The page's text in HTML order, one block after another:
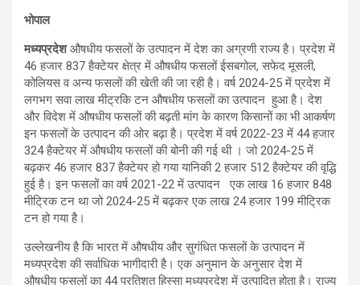
भोपाल
मध्यप्रदेशऔषधीय फसलों के उत्पादन में देश का अग्रणी राज्य है। प्रदेश में
46 हजार 837 हैक्टेयर क्षेत्र में औषधीय फसलों ईसबगोल, सफेद मूसली,
कोलियस व अन्य फसलों की खेती की जा रही है। वर्ष 2024-25 में प्रदेश में
लगभग सवा लाख मीट्रकि टन औषधीय फसलों का उत्पादन हुआ है। देश
और विदेश में औषधीय फसलों की बढ़ती मांग के कारण किसानों का भी आकर्षण
इन फसलों के उत्पादन की ओर बढ़ा है। प्रदेश में वर्ष 2022-23 में 44 हजार
324 हैक्टेयर में औषधीय फसलों की बोनी की गई थी । जो 2024-25 में
बढ़कर 46 हजार 837 हैक्टेयर हो गया यानिकी 2 हजार 512 हैक्टेयर की वृद्धि
हुई है। इन फसलों का वर्ष 2021-22 में उत्पादन एक लाख 16 हजार 848
मीट्रिक टन था जो 2024-25 में बढ़कर एक लाख 24 हजार 199 मीट्रिक
टन हो गया है।
उल्लेखनीय है कि भारत में औषधीय और सुगंधित फसलों के उत्पादन में
मध्यप्रदेश की सर्वाधिक भागीदारी है। एक अनुमान के अनुसार देश में
औषधीय फसलों का 44 प्रतिशत हिस्सा मध्यप्रदेश में उत्पादित होता है। राज्य